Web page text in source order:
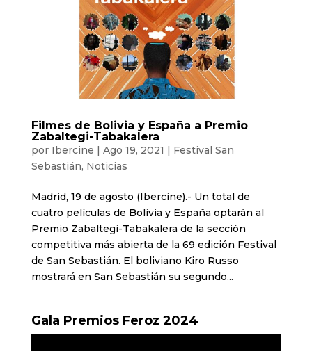
Filmes de Bolivia y España a Premio
Zabaltegi-Tabakalera
por Ibercine | Ago 19, 2021 | Festival San
Sebastián, Noticias
Madrid, 19 de agosto (Ibercine).- Un total de
cuatro películas de Bolivia y España optarán al
Premio Zabaltegi-Tabakalera de la sección
competitiva más abierta de la 69 edición Festival
de San Sebastián. El boliviano Kiro Russo
mostrará en San Sebastián su segundo...
Gala Premios Feroz 2024